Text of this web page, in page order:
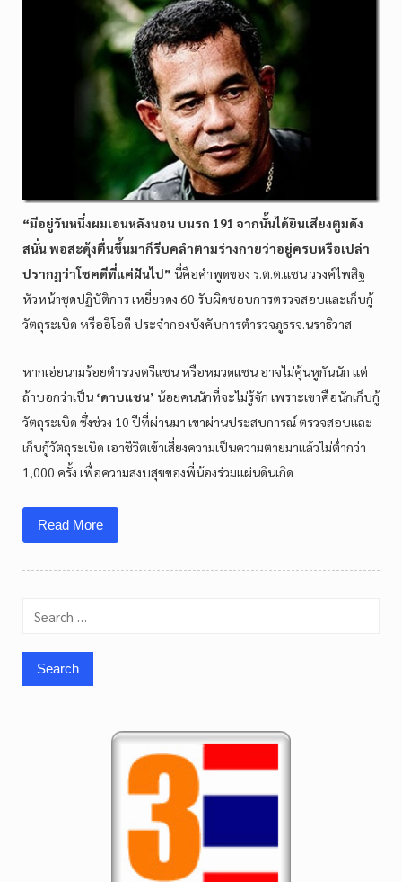
“มีอยู่วันหนึ่งผมเอนหลังนอน บนรถ 191 จากนั้นได้ยินเสียงตูมดัง
สนั่น พอสะดุ้งตื่นขึ้นมาก็รีบคลำตามร่างกายว่าอยู่ครบหรือเปล่า
ปรากฏว่าโชคดีที่แค่ฝันไป” นี่คือคำพูดของ ร.ต.ต.แชน วรงค์ไพสิฐ
หัวหน้าชุดปฏิบัติการ เหยี่ยวดง 60 รับผิดชอบการตรวจสอบและเก็บกู้
วัตถุระเบิด หรืออีโอดี ประจำกองบังคับการตำรวจภูธรจ.นราธิวาส
หากเอ่ยนามร้อยตำรวจตรีแชน หรือหมวดแชน อาจไม่คุ้นหูกันนัก แต่
ถ้าบอกว่าเป็น ‘ดาบแชน’ น้อยคนนักที่จะไม่รู้จัก เพราะเขาคือนักเก็บกู้
วัตถุระเบิด ซึ่งช่วง 10 ปีที่ผ่านมา เขาผ่านประสบการณ์ ตรวจสอบและ
เก็บกู้วัตถุระเบิด เอาชีวิตเข้าเสี่ยงความเป็นความตายมาแล้วไม่ต่ำกว่า
1,000 ครั้ง เพื่อความสงบสุขของพี่น้องร่วมแผ่นดินเกิด
Read More
Search